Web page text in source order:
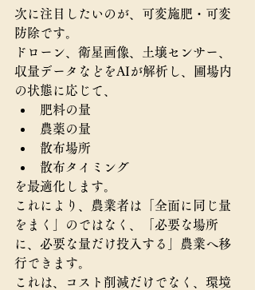
次に注目したいのが、可変施肥・可変
防除です。
ドローン、衛星画像、土壌センサー、
収量データなどをAIが解析し、圃場内
の状態に応じて、
肥料の量
農薬の量
散布場所
散布タイミング
を最適化します。
これにより、農業者は「全面に同じ量
をまく」のではなく、「必要な場所
に、必要な量だけ投入する」農業へ移
行できます。
これは、コスト削減だけでなく、環境